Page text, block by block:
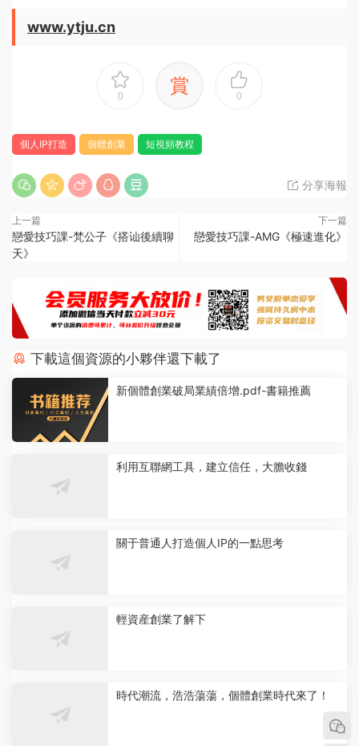
www.ytju.cn
0 賞 0
個人IP打造 個體創業 短視頻教程
分享海報
上一篇
戀愛技巧課-梵公子《搭讪後續聊
天》
下一篇
戀愛技巧課-AMG《極速進化》
下載這個資源的小夥伴還下載了
新個體創業破局業績倍增.pdf-書籍推薦
利用互聯網工具，建立信任，大膽收錢
關于普通人打造個人IP的一點思考
輕資産創業了解下
時代潮流，浩浩蕩蕩，個體創業時代來了！